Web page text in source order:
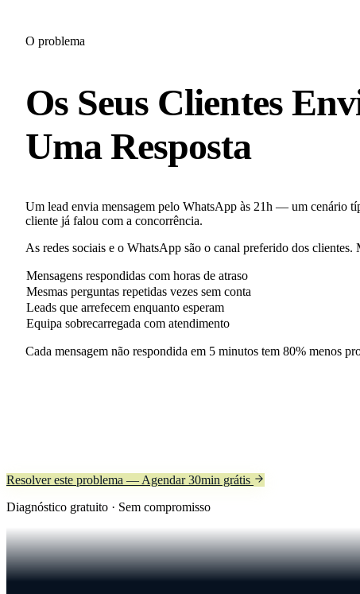
O problema
Os Seus Clientes
Uma Resposta
Um lead envia mensagem pelo WhatsApp às 21h — um cenário
cliente já falou com a concorrência.
As redes sociais e o WhatsApp são o canal preferido dos clientes.
Mensagens respondidas com horas de atraso
Mesmas perguntas repetidas vezes sem conta
Leads que arrefecem enquanto esperam
Equipa sobrecarregada com atendimento
Cada mensagem não respondida em 5 minutos tem 80% menos
Resolver este problema — Agendar 30min grátis
Diagnóstico gratuito · Sem compromisso